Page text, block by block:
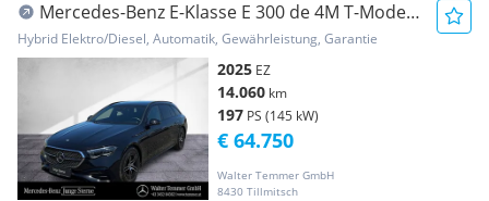
Mercedes-Benz E-Klasse E 300 de 4M T-Modell
NP: 86.689 AMG FAHRASISST+
Hybrid Elektro/Diesel, Automatik, Gewährleistung, Garantie
2025 EZ
14.060 km
197 PS (145 kW)
Walter Temmer GmbH
8430 Tillmitsch
€ 64.750